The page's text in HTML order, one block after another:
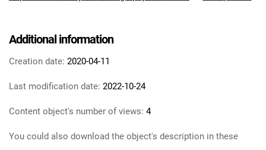
Additional information
Creation date: 2020-04-11
Last modification date: 2022-10-24
Content object's number of views: 4
You could also download the object's description in these